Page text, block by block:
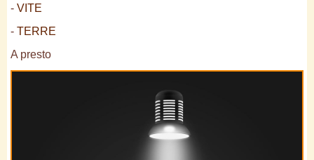
- VITE
- TERRE
A presto